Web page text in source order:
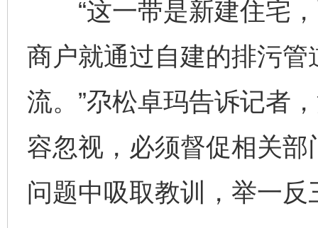
“这一带是新建住宅，
商户就通过自建的排污
流。”尕松卓玛告诉记者
容忽视，必须督促相关
问题中吸取教训，举一